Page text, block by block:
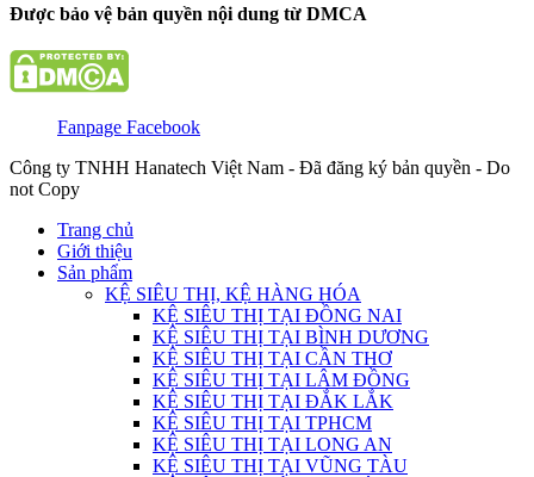
Được bảo vệ bản quyền nội dung từ DMCA
Fanpage Facebook
Công ty TNHH Hanatech Việt Nam - Đã đăng ký bản quyền - Do
not Copy
Trang chủ
Giới thiệu
Sản phẩm
KỆ SIÊU THỊ, KỆ HÀNG HÓA
KỆ SIÊU THỊ TẠI ĐỒNG NAI
KỆ SIÊU THỊ TẠI BÌNH DƯƠNG
KỆ SIÊU THỊ TẠI CẦN THƠ
KỆ SIÊU THỊ TẠI LÂM ĐỒNG
KỆ SIÊU THỊ TẠI ĐẮK LẮK
KỆ SIÊU THỊ TẠI TPHCM
KỆ SIÊU THỊ TẠI LONG AN
KỆ SIÊU THỊ TẠI VŨNG TÀU